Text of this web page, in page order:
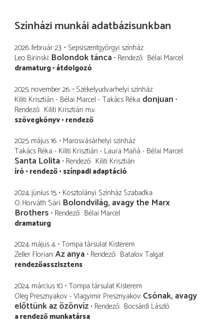
Színházi munkái adatbázisunkban
2026. február 23. Sepsiszentgyörgyi színház
Leo Birinski Bolondok tánca Rendező Bélai Marcel
dramaturg átdolgozó
2025. november 26. Székelyudvarhelyi színház
Kiliti Krisztián - Bélai Marcel - Takács Réka donjuan
Rendező Kiliti Krisztián m.v.
szövegkönyv rendező
2025. május 16. Marosvásárhelyi szinház
Takács Réka - Kiliti Krisztián - Laura Mañá - Bélai Marcel
Santa Lolita Rendező Kiliti Krisztián
író rendező színpadi adaptáció
2024. június 15. Kosztolányi Színház Szabadka
O. Horváth Sári Bolondvilág, avagy the Marx
Brothers Rendező Bélai Marcel
dramaturg
2024. május 4. Tompa társulat Kisterem
Zeller Florian Az anya Rendező Batalov Talgat
rendezőasszisztens
2024. március 10. Tompa társulat Kisterem
Oleg Presznyakov - Vlagyimir Presznyakov Csónak, avagy
előttünk az özönvíz Rendező Bocsárdi László
a rendező munkatársa